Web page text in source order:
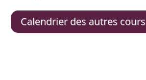
Calendrier des autres cours